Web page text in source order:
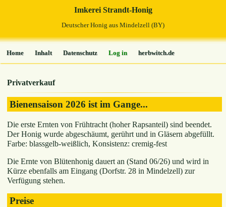
Imkerei Strandt-Honig
Deutscher Honig aus Mindelzell (BY)
Home Inhalt Datenschutz Log in herbwitch.de
Privatverkauf
Bienensaison 2026 ist im Gange...
Die erste Ernten von Frühtracht (hoher Rapsanteil) sind beendet.
Der Honig wurde abgeschäumt, gerührt und in Gläsern abgefüllt.
Farbe: blassgelb-weißlich, Konsistenz: cremig-fest
Die Ernte von Blütenhonig dauert an (Stand 06/26) und wird in
Kürze ebenfalls am Eingang (Dorfstr. 28 in Mindelzell) zur
Verfügung stehen.
Preise